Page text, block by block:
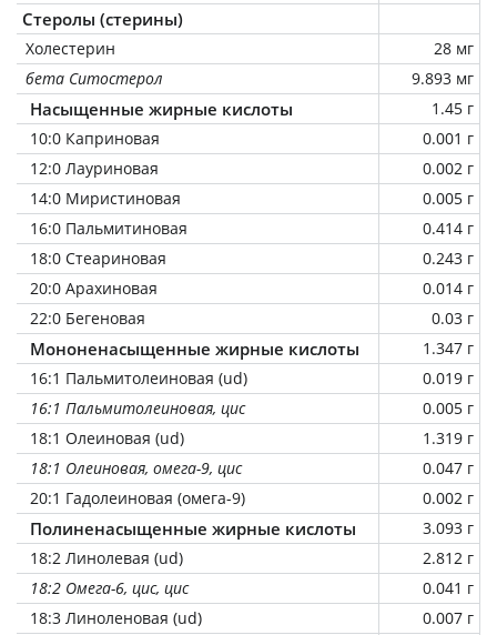
Стеролы (стерины)
Холестерин
28 мг
бета Ситостерол
9.893 мг
Насыщенные жирные кислоты
1.45 г
10:0 Каприновая
0.001 г
12:0 Лауриновая
0.002 г
14:0 Миристиновая
0.005 г
16:0 Пальмитиновая
0.414 г
18:0 Стеариновая
0.243 г
20:0 Арахиновая
0.014 г
22:0 Бегеновая
0.03 г
Мононенасыщенные жирные кислоты
1.347 г
16:1 Пальмитолеиновая (ud)
0.019 г
16:1 Пальмитолеиновая, цис
0.005 г
18:1 Олеиновая (ud)
1.319 г
18:1 Олеиновая, омега-9, цис
0.047 г
20:1 Гадолеиновая (омега-9)
0.002 г
Полиненасыщенные жирные кислоты
3.093 г
18:2 Линолевая (ud)
2.812 г
18:2 Омега-6, цис, цис
0.041 г
18:3 Линоленовая (ud)
0.007 г